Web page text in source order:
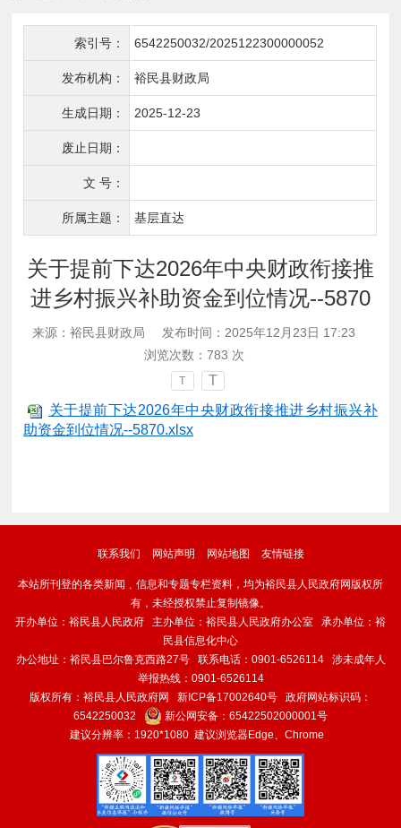
索引号： 6542250032/2025122300000052
发布机构： 裕民县财政局
生成日期： 2025-12-23
废止日期：
文 号：
所属主题： 基层直达
关于提前下达2026年中央财政衔接推
进乡村振兴补助资金到位情况--5870
来源：裕民县财政局
发布时间：2025年12月23日 17:23
浏览次数： 783 次
T
T
关于提前下达2026年中央财政衔接推进乡村振兴补
助资金到位情况--5870.xlsx
联系我们 网站声明 网站地图 友情链接
本站所刊登的各类新闻﹑信息和专题专栏资料，均为裕民县人民政府网版权所
有，未经授权禁止复制镜像。
开办单位：裕民县人民政府 主办单位：裕民县人民政府办公室 承办单位：裕
民县信息化中心
办公地址：裕民县巴尔鲁克西路27号 联系电话：0901-6526114 涉未成年人
举报热线：0901-6526114
版权所有：裕民县人民政府网 新ICP备17002640号 政府网站标识码：
6542250032
新公网安备： 65422502000001号
建议分辨率：1920*1080 建议浏览器Edge、Chrome